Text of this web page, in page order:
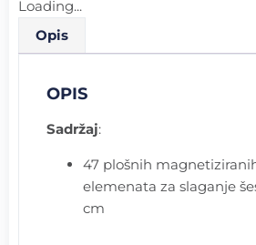
Loading...
Opis
OPIS
Sadržaj:
47 plošnih
elemenata za slaganje
cm